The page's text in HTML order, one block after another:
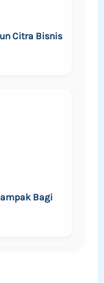
Citra Bisnis
Bagi